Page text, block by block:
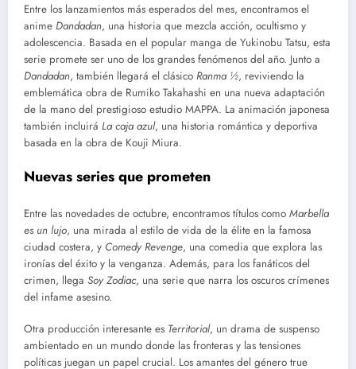
Entre los lanzamientos más esperados del mes, encontramos el
anime Dandadan, una historia que mezcla acción, ocultismo y
adolescencia. Basada en el popular manga de Yukinobu Tatsu, esta
serie promete ser uno de los grandes fenómenos del año. Junto a
Dandadan, también llegará el clásico Ranma ½, reviviendo la
emblemática obra de Rumiko Takahashi en una nueva adaptación
de la mano del prestigioso estudio MAPPA. La animación japonesa
también incluirá La caja azul, una historia romántica y deportiva
basada en la obra de Kouji Miura.
Nuevas series que prometen
Entre las novedades de octubre, encontramos títulos como Marbella
es un lujo, una mirada al estilo de vida de la élite en la famosa
ciudad costera, y Comedy Revenge, una comedia que explora las
ironías del éxito y la venganza. Además, para los fanáticos del
crimen, llega Soy Zodiac, una serie que narra los oscuros crímenes
del infame asesino.
Otra producción interesante es Territorial, un drama de suspenso
ambientado en un mundo donde las fronteras y las tensiones
políticas juegan un papel crucial. Los amantes del género true